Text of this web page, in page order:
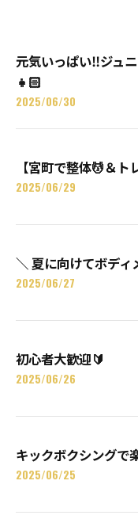
元気いっぱい‼️ジュ
👧🏻
2025/06/30
【宮町で整体💆＆ト
2025/06/29
＼ 夏に向けてボデ
2025/06/27
初心者大歓迎🔰
2025/06/26
キックボクシングで
2025/06/25